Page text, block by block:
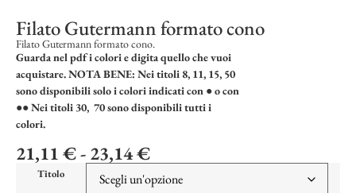
Filato Gutermann formato cono
Filato Gutermann formato cono.
Guarda nel pdf i colori e digita quello che vuoi
acquistare.NOTA BENE: Nei titoli 8, 11, 15, 50
sono disponibili solo i colori indicati con ● o con
●●Nei titoli 30, 70 sono disponibili tutti i
colori.
21,11 €- 23,14€
Titolo